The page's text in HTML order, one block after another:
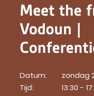
Meet the
Vodoun |
Datum:
Tijd:
zondag
13:30 -